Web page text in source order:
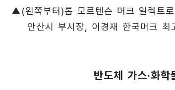
▲(왼쪽부터)롭 모르텐슨 머크 일렉트
안산시 부시장, 이경재 한국머크
반도체 가스·화